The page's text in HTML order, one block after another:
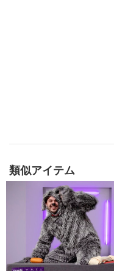
類似アイテム